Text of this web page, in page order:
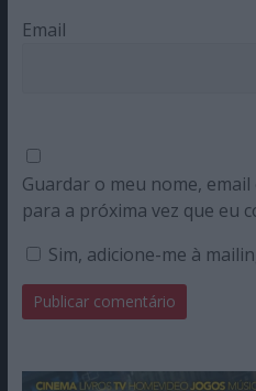
Email
Guardar o meu nome,
para a próxima vez que eu
Sim, adicione-me à